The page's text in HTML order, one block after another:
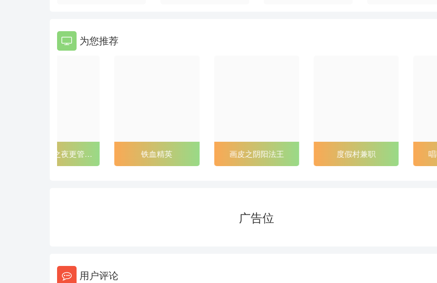
为您推荐
铁血精英 画皮之阴阳法王 度假村兼职 唱歌的六个女人
八
广告位
用户评论